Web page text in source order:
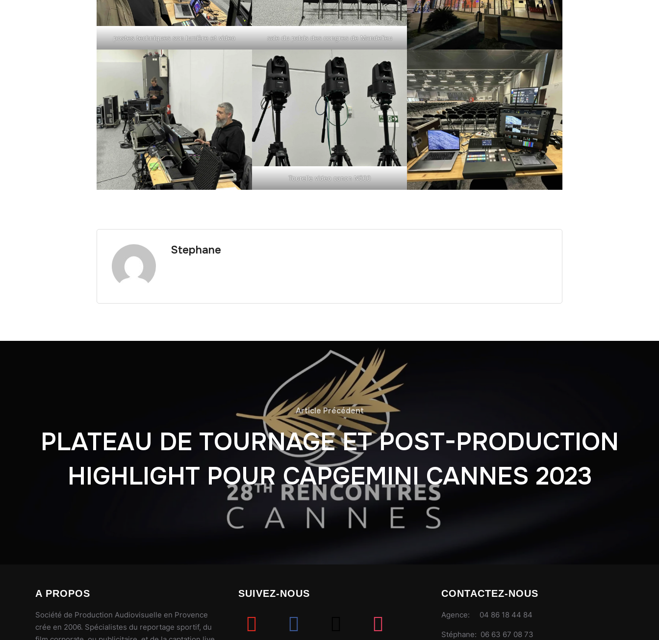
postes techniques son lumière et video sale du palais des congres de Mandelieu
Tourelle video canon N500
Stephane
Article Précédent
PLATEAU DE TOURNAGE ET POST-PRODUCTION
HIGHLIGHT POUR CAPGEMINI CANNES 2023
A PROPOS
Société de Production Audiovisuelle en Provence
crée en 2006. Spécialistes du reportage sportif, du
SUIVEZ-NOUS CONTACTEZ-NOUS
Agence: 04 86 18 44 84
Stéphane: 06 63 67 08 73